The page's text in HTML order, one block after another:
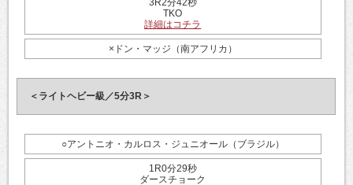
TKO
詳細はコチラ
×ドン・マッジ（南アフリカ）
＜ライトヘビー級／5分3R＞
○アントニオ・カルロス・ジュニオール（ブラジル）
1R0分29秒
ダースチョーク